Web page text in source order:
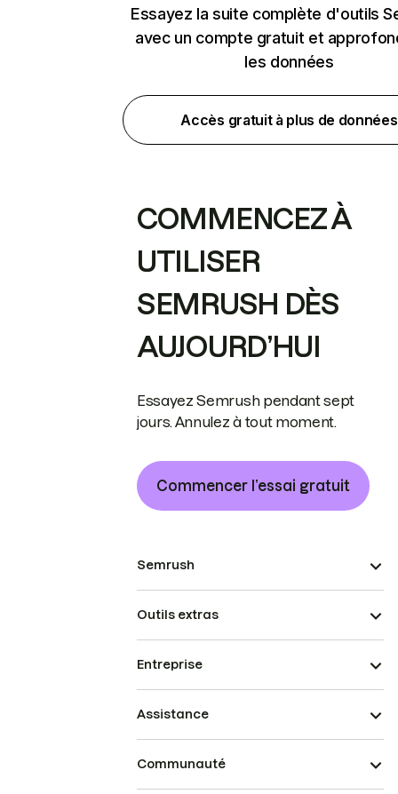
Essayez la suite complète d'outils
avec un compte gratuit et
les données
Accès gratuit à plus de données
COMMENCEZ À
UTILISER
SEMRUSH DÈS
AUJOURD’HUI
Essayez Semrush pendant sept
jours. Annulez à tout moment.
Commencer l’essai gratuit
Semrush
Outils extras
Entreprise
Assistance
Communauté